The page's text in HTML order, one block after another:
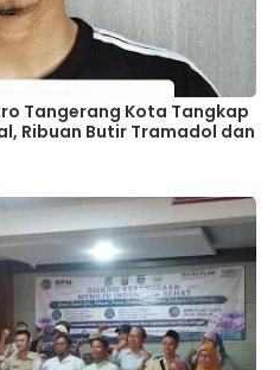
Tangerang Kota Tangkap
Ribuan Butir Tramadol dan